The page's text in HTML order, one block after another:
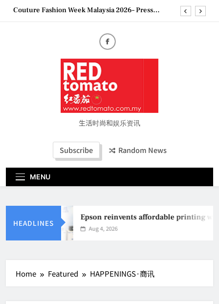
SkipCouture Fashion Week Malaysia 2026– Press
妈妈提供分享剖腹产复原历程的空间
2026 全国房地产大奖创历史纪录 见证马来西亚房
地产经纪行业蓬勃发展
Epson reinvents affordable printing with next-
generation EcoTank Series
Couture Fashion Week Malaysia 2026– Press
“See Her Heal – 1,000 Untold Stories” 为马来西亚
妈妈提供分享剖腹产复原历程的空间
地产经纪行业蓬勃发展
生活时尚和娱乐资讯
Subscribe Random News
MENU
HEADLINES
Epson reinvents affordable printing
Aug 4, 2026
Home Featured HAPPENINGS·商讯